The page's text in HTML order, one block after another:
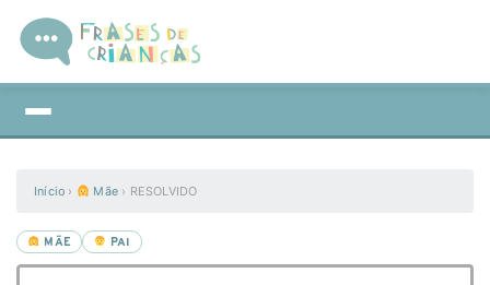
Início › Mãe › RESOLVIDO
MÃE PAI